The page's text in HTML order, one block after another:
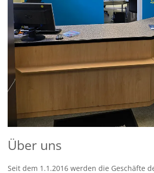
Über uns
Seit dem 1.1.2016 werden die Geschäfte